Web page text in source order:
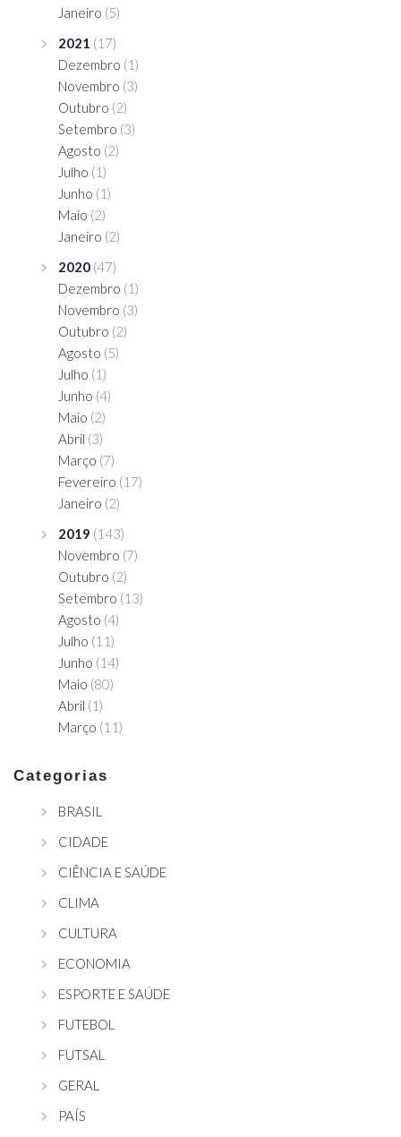
Janeiro (5)
2021 (17)
Dezembro (1)
Novembro (3)
Outubro (2)
Setembro (3)
Agosto (2)
Julho (1)
Junho (1)
Maio (2)
Janeiro (2)
2020 (47)
Dezembro (1)
Novembro (3)
Outubro (2)
Agosto (5)
Julho (1)
Junho (4)
Maio (2)
Abril (3)
Março (7)
Fevereiro (17)
Janeiro (2)
2019 (143)
Novembro (7)
Outubro (2)
Setembro (13)
Agosto (4)
Julho (11)
Junho (14)
Maio (80)
Abril (1)
Março (11)
Categorias
BRASIL
CIDADE
CIÊNCIA E SAÚDE
CLIMA
CULTURA
ECONOMIA
ESPORTE E SAÚDE
FUTEBOL
FUTSAL
GERAL
PAÍS